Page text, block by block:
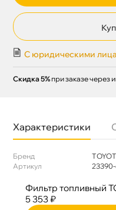
С юридическими
Скидка 5% при заказе через
Характеристики
Бренд
Артикул
Фильтр топливный
5 353 ₽